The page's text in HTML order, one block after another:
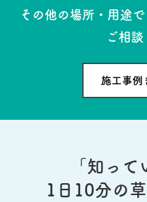
その他の場所・用途
ご相談
施工事
「知って
1日10分の